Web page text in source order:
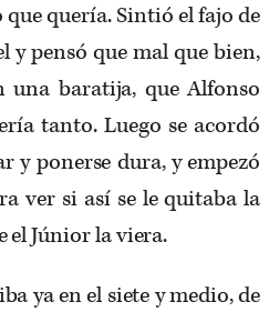
quería. Sintió el fajo de
y pensó que mal que bien,
una baratija, que Alfonso
tanto. Luego se acordó
y ponerse dura, y empezó
ver si así se le quitaba la
el Júnior la viera.
ya en el siete y medio, de